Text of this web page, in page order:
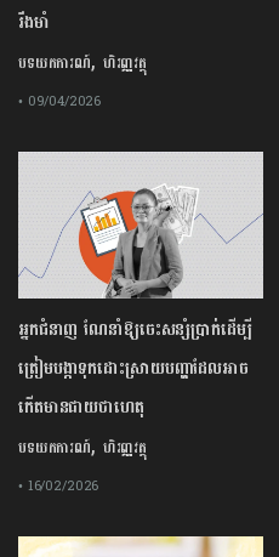
រឹងមាំ
បទយកការណ៍, ហិរញ្ញវត្ថុ
• 09/04/2026
អ្នកជំនាញ ណែនាំឱ្យចេះសន្សំប្រាក់ដើម្បី
ត្រៀមបង្កាទុកដោះស្រាយបញ្ហាដែលអាច
កើតមានជាយថាហេតុ
បទយកការណ៍, ហិរញ្ញវត្ថុ
• 16/02/2026